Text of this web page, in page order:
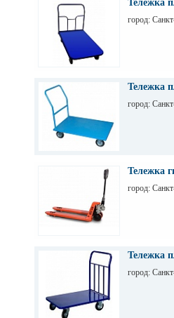
Тележка
город:
Тележка
город:
Тележка
город:
Тележка
город: